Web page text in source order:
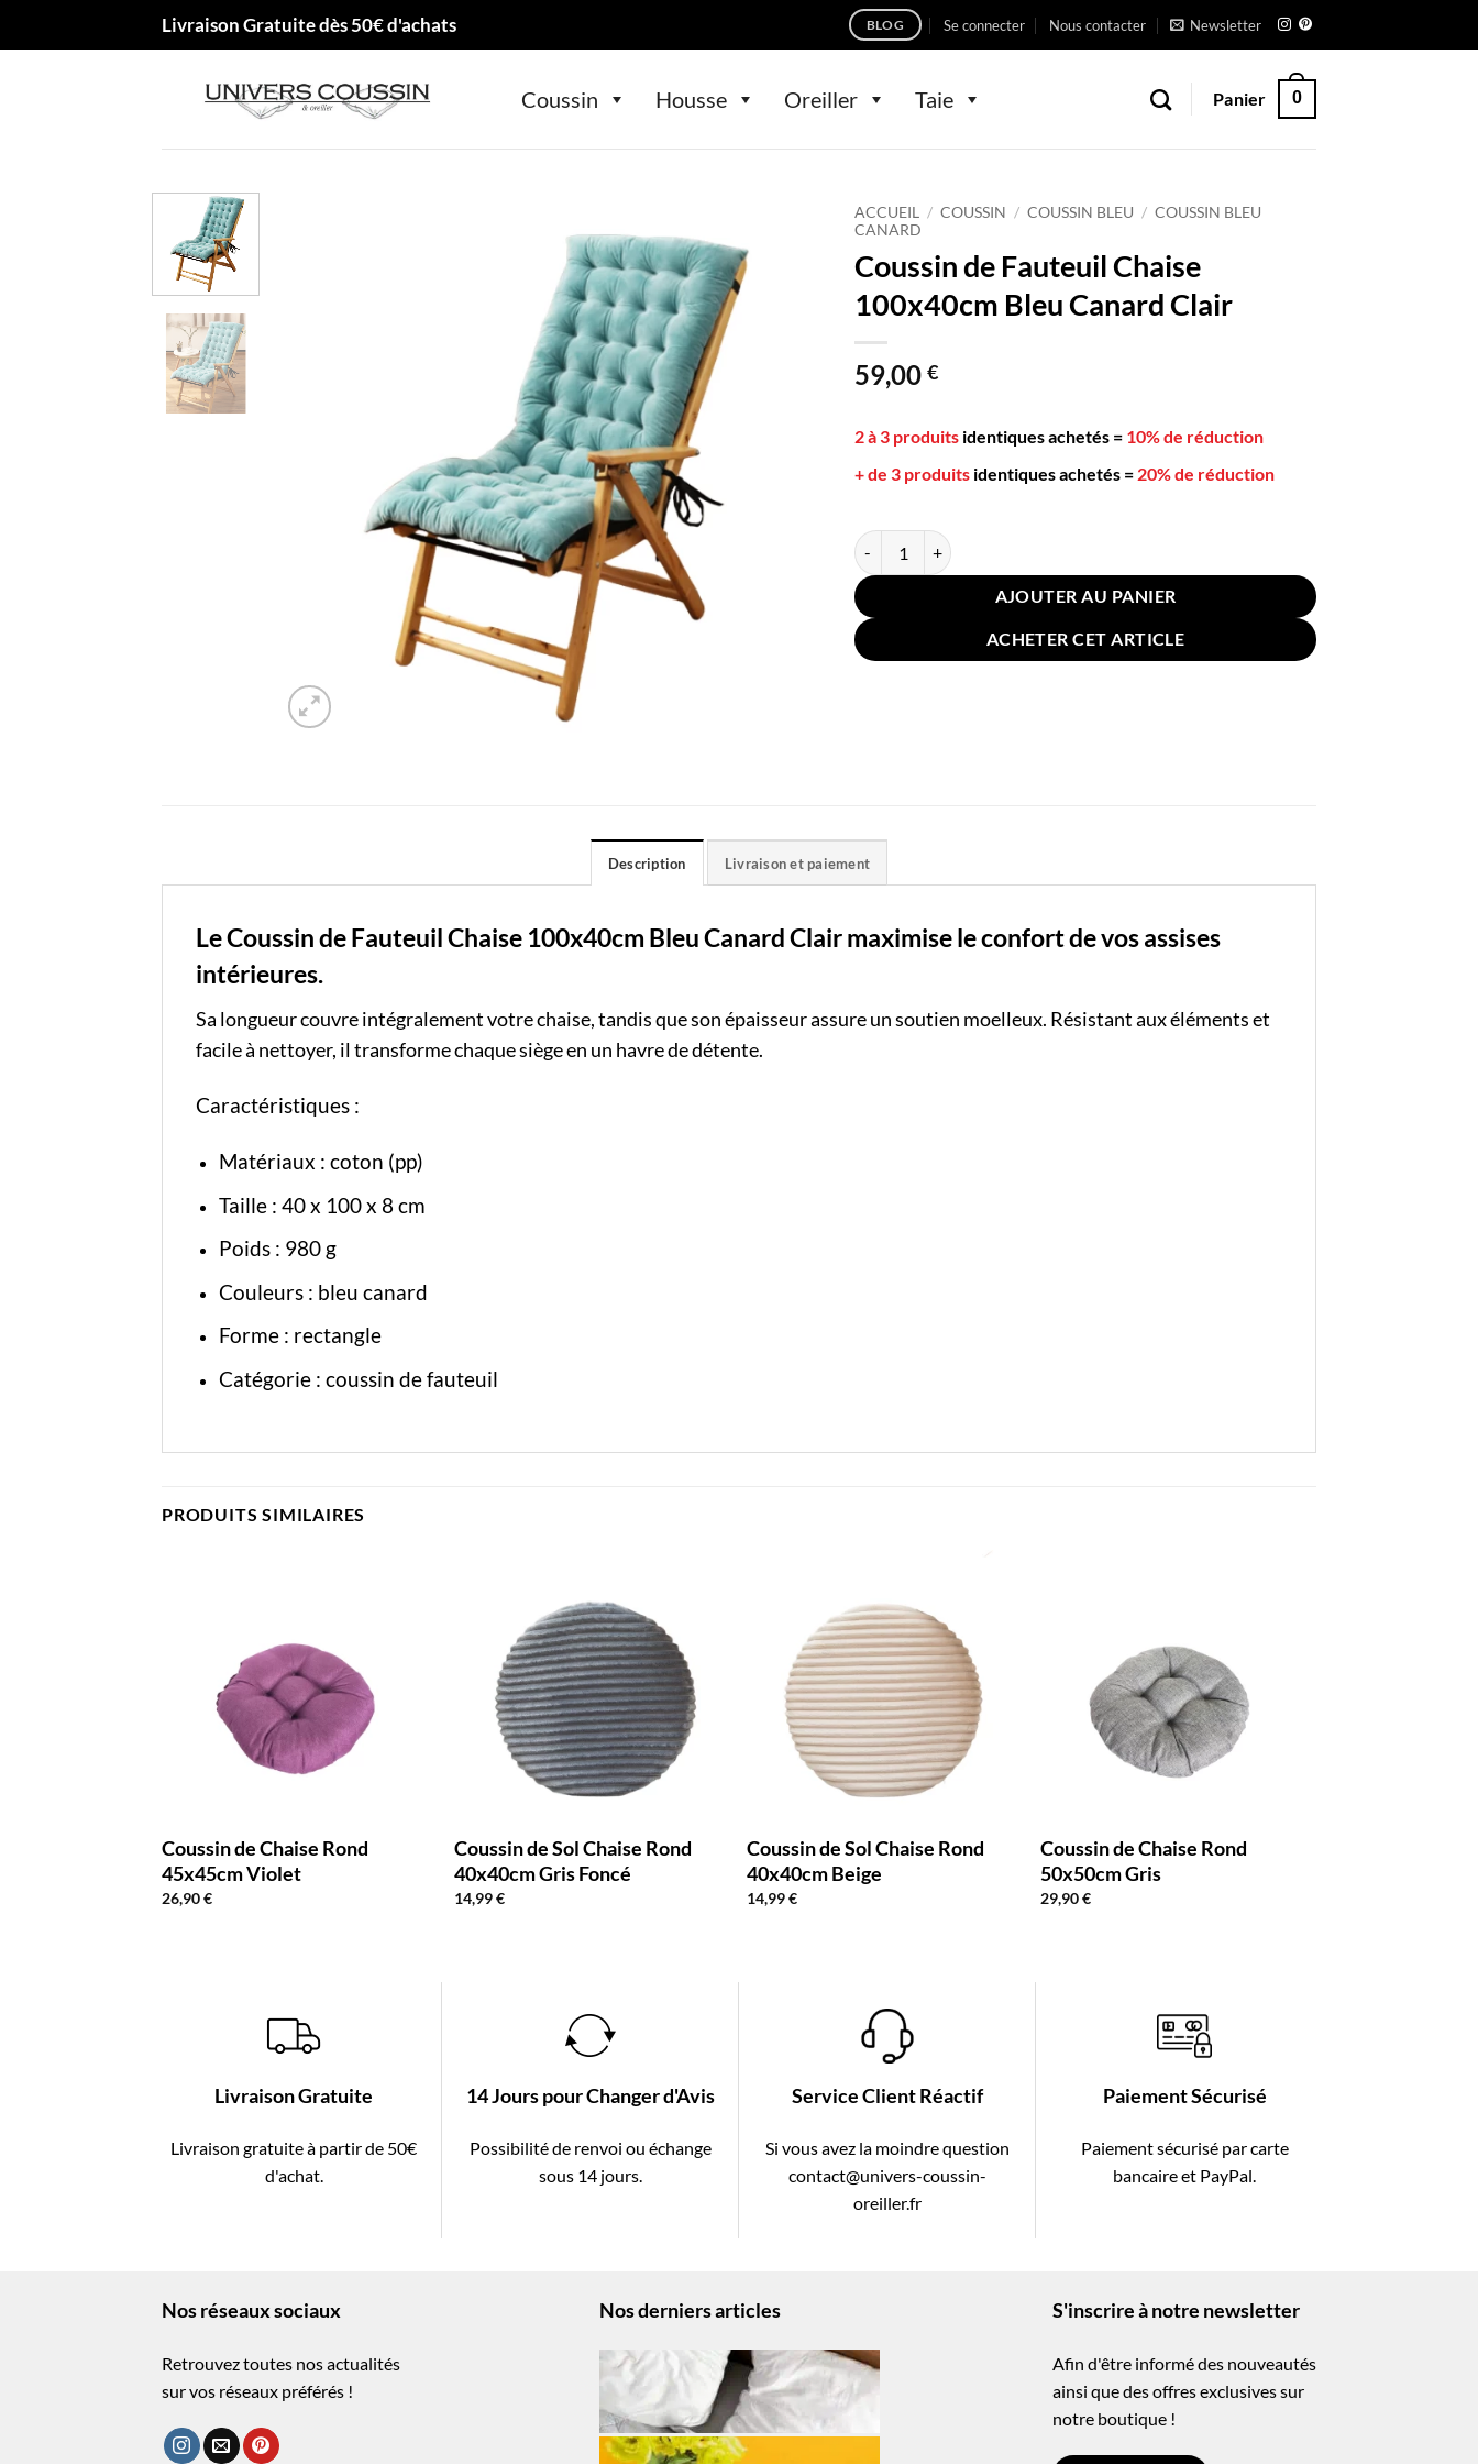
Livraison Gratuite dès 50€ d'achats BLOG Se connecter Nous contacter Newsletter
Coussin Housse Oreiller Taie Panier 0
ACCUEIL / COUSSIN / COUSSIN BLEU / COUSSIN BLEU
CANARD
Coussin de Fauteuil Chaise
100x40cm Bleu Canard Clair
59,00 €
2 à 3 produits identiques achetés = 10% de réduction
+ de 3 produits identiques achetés = 20% de réduction
quantité de Coussin de Fauteuil Chaise 100x40cm Bleu Canard Clair
AJOUTER AU PANIER
ACHETER CET ARTICLE
Description Livraison et paiement
Le Coussin de Fauteuil Chaise 100x40cm Bleu Canard Clair maximise le confort de vos assises
intérieures.
Sa longueur couvre intégralement votre chaise, tandis que son épaisseur assure un soutien moelleux. Résistant aux éléments et
facile à nettoyer, il transforme chaque siège en un havre de détente.
Caractéristiques :
Matériaux : coton (pp)
Taille : 40 x 100 x 8 cm
Poids : 980 g
Couleurs : bleu canard
Forme : rectangle
Catégorie : coussin de fauteuil
PRODUITS SIMILAIRES
Coussin de Chaise Rond
45x45cm Violet
26,90€
Coussin de Sol Chaise Rond
40x40cm Gris Foncé
14,99€
Coussin de Sol Chaise Rond
40x40cm Beige
14,99€
Coussin de Chaise Rond
50x50cm Gris
29,90€
Livraison Gratuite
Livraison gratuite à partir de 50€
d'achat.
14 Jours pour Changer d'Avis
Possibilité de renvoi ou échange
sous 14 jours.
Service Client Réactif
Si vous avez la moindre question
contact@univers-coussin-
oreiller.fr
Paiement Sécurisé
Paiement sécurisé par carte
bancaire et PayPal.
Nos réseaux sociaux
Retrouvez toutes nos actualités
sur vos réseaux préférés !
Nos derniers articles S'inscrire à notre newsletter
Afin d'être informé des nouveautés
ainsi que des offres exclusives sur
notre boutique !